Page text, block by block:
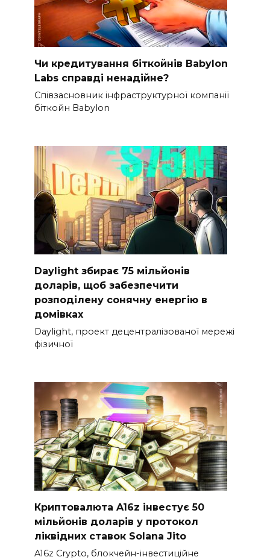
Чи кредитування біткойнів Babylon
Labs справді ненадійне?
Співзасновник інфраструктурної компанії
біткойн Babylon
Daylight збирає 75 мільйонів
доларів, щоб забезпечити
розподілену сонячну енергію в
домівках
Daylight, проект децентралізованої мережі
фізичної
Криптовалюта A16z інвестує 50
мільйонів доларів у протокол
ліквідних ставок Solana Jito
A16z Crypto, блокчейн-інвестиційне